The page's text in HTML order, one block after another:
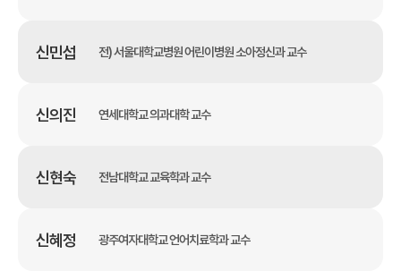
신민섭 전) 서울대학교병원 어린이병원 소아정신과 교수
신의진 연세대학교 의과대학 교수
신현숙 전남대학교 교육학과 교수
신혜정 광주여자대학교 언어치료학과 교수